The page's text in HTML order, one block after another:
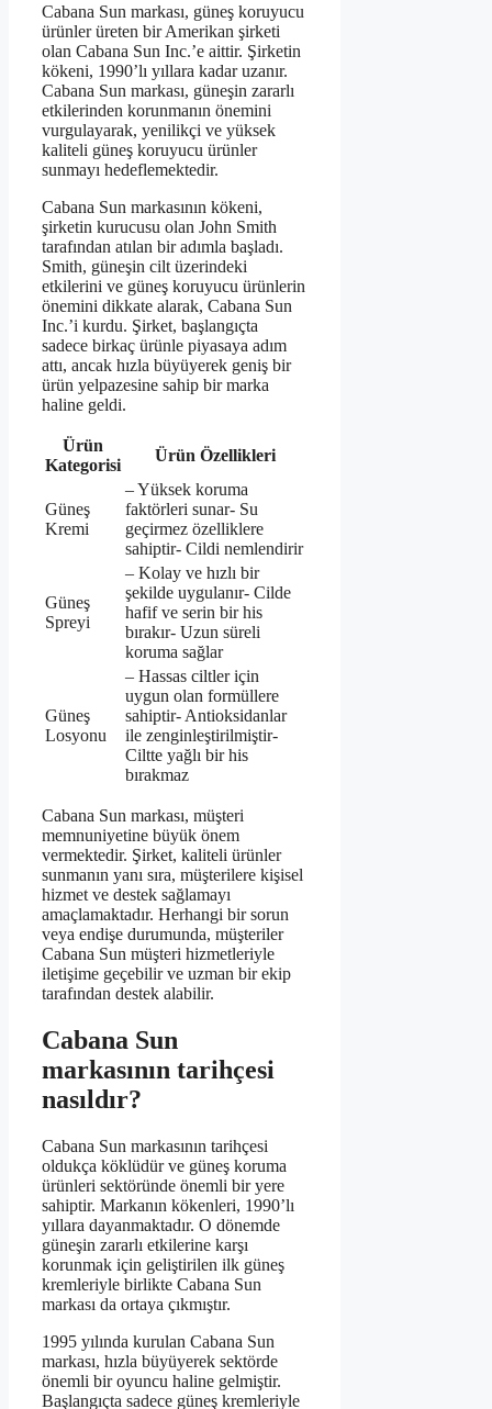
Cabana Sun markası, güneş koruyucu
ürünler üreten bir Amerikan şirketi
olan Cabana Sun Inc.’e aittir. Şirketin
kökeni, 1990’lı yıllara kadar uzanır.
Cabana Sun markası, güneşin zararlı
etkilerinden korunmanın önemini
vurgulayarak, yenilikçi ve yüksek
kaliteli güneş koruyucu ürünler
sunmayı hedeflemektedir.
Cabana Sun markasının kökeni,
şirketin kurucusu olan John Smith
tarafından atılan bir adımla başladı.
Smith, güneşin cilt üzerindeki
etkilerini ve güneş koruyucu ürünlerin
önemini dikkate alarak, Cabana Sun
Inc.’i kurdu. Şirket, başlangıçta
sadece birkaç ürünle piyasaya adım
attı, ancak hızla büyüyerek geniş bir
ürün yelpazesine sahip bir marka
haline geldi.
Ürün
Kategorisi
Ürün Özellikleri
Güneş
Kremi
– Yüksek koruma
faktörleri sunar- Su
geçirmez özelliklere
sahiptir- Cildi nemlendirir
Güneş
Spreyi
– Kolay ve hızlı bir
şekilde uygulanır- Cilde
hafif ve serin bir his
bırakır- Uzun süreli
koruma sağlar
Güneş
Losyonu
– Hassas ciltler için
uygun olan formüllere
sahiptir- Antioksidanlar
ile zenginleştirilmiştir-
Ciltte yağlı bir his
bırakmaz
Cabana Sun markası, müşteri
memnuniyetine büyük önem
vermektedir. Şirket, kaliteli ürünler
sunmanın yanı sıra, müşterilere kişisel
hizmet ve destek sağlamayı
amaçlamaktadır. Herhangi bir sorun
veya endişe durumunda, müşteriler
Cabana Sun müşteri hizmetleriyle
iletişime geçebilir ve uzman bir ekip
tarafından destek alabilir.
Cabana Sun
markasının tarihçesi
nasıldır?
Cabana Sun markasının tarihçesi
oldukça köklüdür ve güneş koruma
ürünleri sektöründe önemli bir yere
sahiptir. Markanın kökenleri, 1990’lı
yıllara dayanmaktadır. O dönemde
güneşin zararlı etkilerine karşı
korunmak için geliştirilen ilk güneş
kremleriyle birlikte Cabana Sun
markası da ortaya çıkmıştır.
1995 yılında kurulan Cabana Sun
markası, hızla büyüyerek sektörde
önemli bir oyuncu haline gelmiştir.
Başlangıçta sadece güneş kremleriyle